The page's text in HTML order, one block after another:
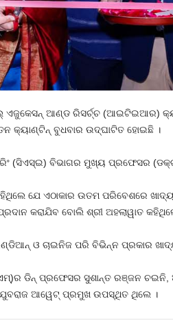
ଆଣ୍ଡ ରିସର୍ଚ୍ଚ (ଆଇଟିଇଆର)
କ୍ୟାଣ୍ଟିନ୍‍ ବୁଧବାର ଉଦ୍‌ଘାଟିତ ହୋଇଛି ।
(ସିଏସ୍‌ଇ) ବିଭାଗର ମୁଖ୍ୟ ପ୍ରଫେସର
ଯେ ଏଠାକାର ଉତମ ପରିବେଶରେ
କରାଯିବ ବୋଲି ଶ୍ରୀ ଅହଲାୱାତ
ଓ ଚାଇନିଜ ପରି ବିଭିନ୍ନ ପ୍ରକାର
ଡିନ୍ ପ୍ରଫେସର ସୁଶାନ୍ତ ରଞ୍ଜନ
ଆୱେଟ୍ ପ୍ରମୁଖ ଉପସ୍ଥିତ ଥିଲେ ।